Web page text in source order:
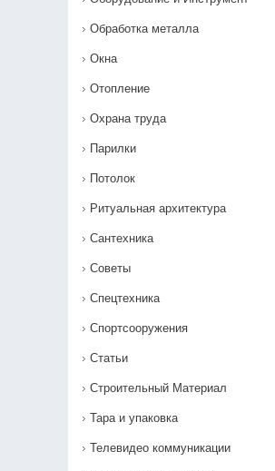
Обработка металла
Окна
Отопление
Охрана труда
Парилки
Потолок
Ритуальная архитектура
Сантехника
Советы
Спецтехника
Спортсооружения
Статьи
Строительный Материал
Тара и упаковка
Телевидео коммуникации